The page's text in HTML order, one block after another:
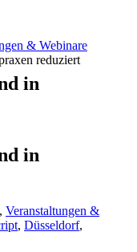
& Webinare
reduziert
in
, Veranstaltungen &
, Düsseldorf,